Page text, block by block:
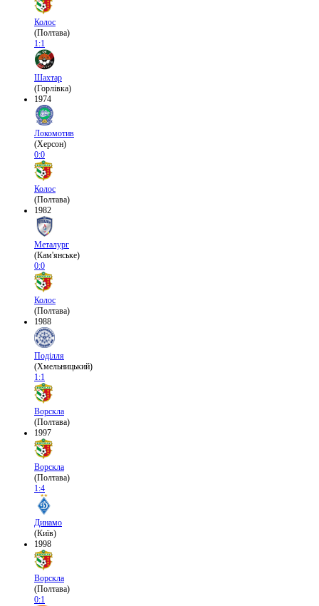
Колос
(Полтава)
1:1
Шахтар
(Горлівка)
1974
Локомотив
(Херсон)
0:0
Колос
(Полтава)
1982
Металург
(Кам'янське)
0:0
Колос
(Полтава)
1988
Поділля
(Хмельницький)
1:1
Ворскла
(Полтава)
1997
Ворскла
(Полтава)
1:4
Динамо
(Київ)
1998
Ворскла
(Полтава)
0:1